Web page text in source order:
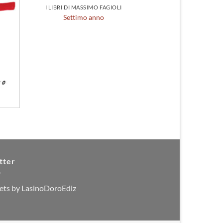
I LIBRI DI MASSIMO FAGIOLI
Settimo anno
by LasinoDoroEdiz